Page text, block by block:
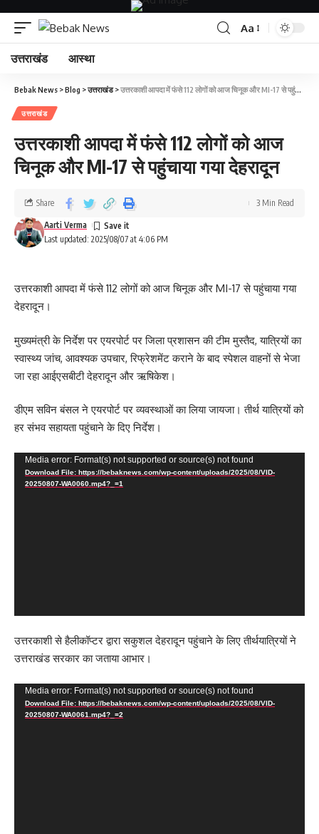
Aa
उत्तराखंड आस्था
Bebak News >Blog >उत्तराखंड>उत्तरकाशी आपदा में फंसे 112 लोगों को आज चिनूक और MI-17 से पहुंचाया गया देहरादून
उत्तराखंड
उत्तरकाशी आपदा में फंसे 112 लोगों को आज
चिनूक और MI-17 से पहुंचाया गया देहरादून
Last updated: 2025/08/07 at 4:06 PM
Aarti Verma
Share 3 Min Read
उत्तरकाशी आपदा में फंसे 112 लोगों को आज चिनूक और MI-17 से पहुंचाया गया
देहरादून।
मुख्यमंत्री के निर्देश पर एयरपोर्ट पर जिला प्रशासन की टीम मुस्तैद, यात्रियों का
स्वास्थ्य जांच, आवश्यक उपचार, रिफ्रेशमेंट कराने के बाद स्पेशल वाहनों से भेजा
जा रहा आईएसबीटी देहरादून और ऋषिकेश।
डीएम सविन बंसल ने एयरपोर्ट पर व्यवस्थाओं का लिया जायजा। तीर्थ यात्रियों को
हर संभव सहायता पहुंचाने के दिए निर्देश।
Video
Player
Media error: Format(s) not supported or source(s) not found
Download File: https://bebaknews.com/wp-content/uploads/2025/08/VID-
20250807-WA0060.mp4?_=1
उत्तरकाशी से हैलीकॉप्टर द्वारा सकुशल देहरादून पहुंचाने के लिए तीर्थयात्रियों ने
उत्तराखंड सरकार का जताया आभार।
Video
Player
Media error: Format(s) not supported or source(s) not found
Download File: https://bebaknews.com/wp-content/uploads/2025/08/VID-
20250807-WA0061.mp4?_=2